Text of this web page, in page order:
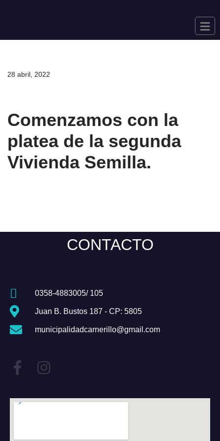
al
28 abril, 2022
Comenzamos con la
platea de la segunda
Vivienda Semilla.
CONTACTO
0358-4883005/ 105
Juan B. Bustos 187 - CP: 5805
municipalidadcarnerillo@gmail.com